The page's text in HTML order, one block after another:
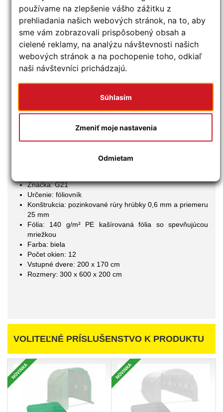
používame na zlepšenie vášho zážitku z
prehliadania našich webových stránok, na to, aby
sme vám zobrazovali prispôsobený obsah a
cielené reklamy, na analýzu návštevnosti našich
webových stránok a na pochopenie toho, odkiaľ
naši návštevníci prichádzajú.
Súhlasím
Odmietam
Zmeniť moje nastavenia
Dokonalá mikroklíma
Pri správnom vypnutí fólie a vetraním podľa počasia vytvoríte
vo svojom fóliovníkuideálnu mikroklímupre daný typ
pestovaného ovocia a zeleniny v aktuálnom období. V
chladnejších dňoch zostávajú okná aj dvere zatvorené, takže
je vo fóliovníku väčšie teplo a vlhko. Mikroklímu zmeníte
zdvihnutím okenných roletiek alebo otvorením vstupu.
V balení nájdete kotviace kolíky aj laná, ktorými fóliovník
prípade potreby môžete však vďakaľahkej montáži aj
demontážifóliovník presunúť na iné miesto na pozemku.
Značka: G21
Určenie: fóliovník
Konštrukcia: pozinkované rúry hrúbky 0,6 mm a priemeru
25 mm
Fólia: 140 g/m² PE kašírovaná fólia so spevňujúcou
mriežkou
Farba: biela
Počet okien: 12
Vstupné dvere: 200 x 170 cm
Rozmery: 300 x 600 x 200 cm
VOLITEĽNÉ PRÍSLUŠENSTVO K PRODUKTU